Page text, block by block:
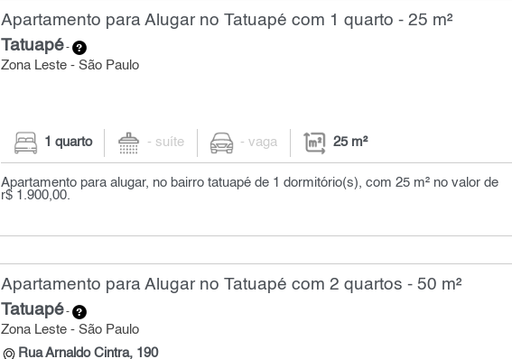
Apartamento para Alugar no Tatuapé com 1 quarto - 25 m²
Tatuapé-
Zona Leste - São Paulo
1 quarto - suíte - vaga 25 m²
Apartamento para alugar, no bairro tatuapé de 1 dormitório(s), com 25 m² no valor de
r$ 1.900,00.
Apartamento para Alugar no Tatuapé com 2 quartos - 50 m²
Tatuapé-
Zona Leste - São Paulo
Rua Arnaldo Cintra, 190